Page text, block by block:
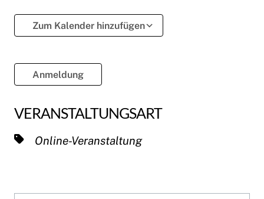
Zum Kalender hinzufügen
Anmeldung
VERANSTALTUNGSART
Online-Veranstaltung